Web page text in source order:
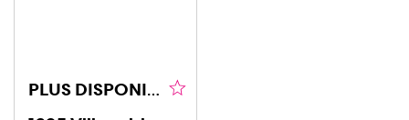
PLUS DISPONIBLE / LOUÉ